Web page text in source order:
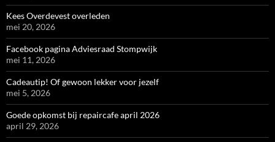
Kees Overdevest overleden
mei 20, 2026
Facebook pagina Adviesraad Stompwijk
mei 11, 2026
Cadeautip! Of gewoon lekker voor jezelf
mei 5, 2026
Goede opkomst bij repaircafe april 2026
april 29, 2026